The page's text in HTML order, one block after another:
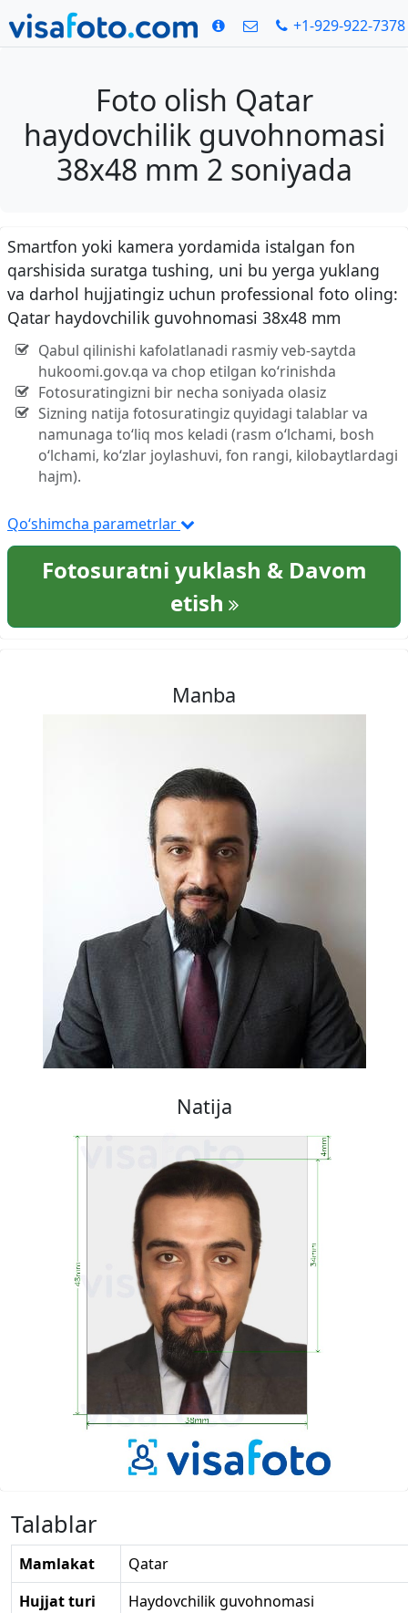
+1-929-922-7378
Foto olish Qatar
haydovchilik guvohnomasi
38x48 mm 2 soniyada
Smartfon yoki kamera yordamida istalgan fon
qarshisida suratga tushing, uni bu yerga yuklang
va darhol hujjatingiz uchun professional foto oling:
Qatar haydovchilik guvohnomasi 38x48 mm
Qabul qilinishi kafolatlanadi rasmiy veb-saytda
hukoomi.gov.qa va chop etilgan ko‘rinishda
Fotosuratingizni bir necha soniyada olasiz
Sizning natija fotosuratingiz quyidagi talablar va
namunaga to‘liq mos keladi (rasm o‘lchami, bosh
o‘lchami, ko‘zlar joylashuvi, fon rangi, kilobaytlardagi
hajm).
Qo‘shimcha parametrlar
Fotosuratni yuklash & Davom
etish
Manba
Natija
Talablar
Mamlakat
Qatar
Hujjat turi
Haydovchilik guvohnomasi